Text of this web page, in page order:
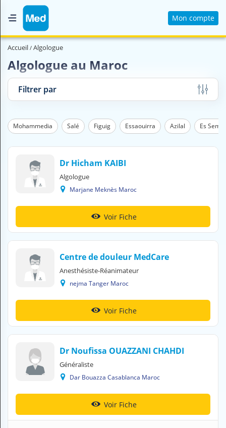
Mon compte
Accueil
Magazine Médical
Nous contacter
V
H
E
Professionnel de santé
Médicament
Questions médicales
Clinique
Accueil Algologue
Algologue au Maroc
Filtrer par
Mohammedia Salé Figuig Essaouirra Azilal Es
Dr Hicham KAIBI
Algologue
Marjane Meknès Maroc
Voir Fiche
Centre de douleur MedCare
Anesthésiste-Réanimateur
nejma Tanger Maroc
Voir Fiche
Dr Noufissa OUAZZANI CHAHDI
Généraliste
Dar Bouazza Casablanca Maroc
Voir Fiche